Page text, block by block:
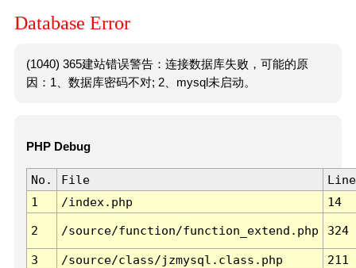
Database Error
(1040) 365建站错误警告：连接数据库失败，可能的原
因：1、数据库密码不对; 2、mysql未启动。
PHP Debug
No. File
Line
1
/index.php 14
2 /source/function/function_extend.php 324
3 /source/class/jzmysql.class.php
211